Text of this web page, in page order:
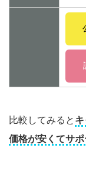
比較してみると
価格が安くてサ